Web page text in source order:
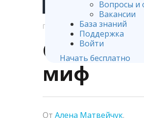
Вопросы и
Вакансии
База знаний
Поддержка
Войти
Начать бесплатно
ГЛАВНАЯ УПРАВЛЕНИЕ И
О
миф
От Алена Матвейчук.